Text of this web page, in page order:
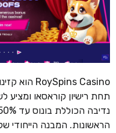
תחת רישיון קוראסאו
הראשונות. המבנה הייחודי